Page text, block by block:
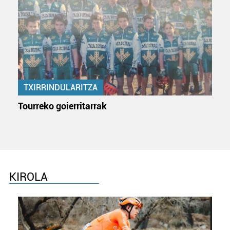
TXIRRINDULARITZA
Tourreko goierritarrak
KIROLA